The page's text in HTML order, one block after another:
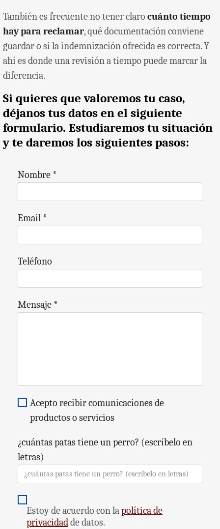
También es frecuente no tener claro
cuánto tiempo
hay para reclamar
, qué documentación conviene
guardar o si la indemnización ofrecida es correcta. Y
ahí es donde una revisión a tiempo puede marcar la
Si quieres que valoremos tu caso,
déjanos tus datos en el siguiente
formulario. Estudiaremos tu situación
y te daremos los siguientes pasos:
Nombre*
Email*
Acepto recibir comunicaciones de
¿cuántas patas tiene un perro? (escríbelo en
letras)